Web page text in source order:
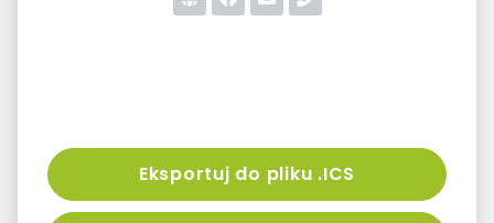
Eksportuj do pliku .ICS